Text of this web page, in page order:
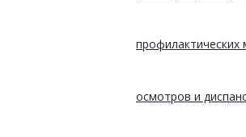
профилактических
осмотров и